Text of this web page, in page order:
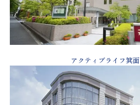
アクティブライフ箕面